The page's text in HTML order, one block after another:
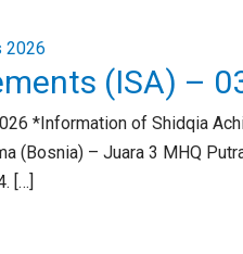
(ISA) –
*Information of Shidqia
(Bosnia) – Juara 3 MHQ
[…]